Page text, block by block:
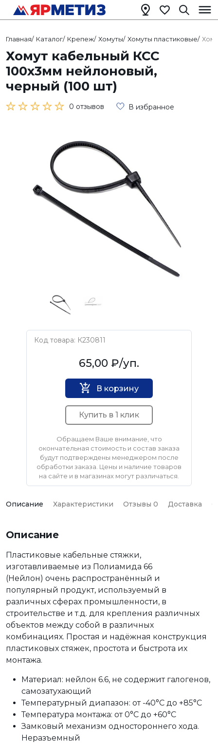
Главная/ Каталог/ Крепеж/ Хомуты/ Хомуты пластиковые/
Хомут кабельный КСС
100х3мм нейлоновый,
черный (100 шт)
0 отзывов В избранное
Код товара: К230811
Нет бренда65,00 ₽/уп.
В корзину
Купить в 1 клик
Обращаем Ваше внимание, что
окончательная стоимость и состав заказа
будут подтверждены менеджером после
обработки заказа. Цены и наличие товаров
на сайте и в магазинах могут различаться.
Описание Характеристики Отзывы 0 Доставка
Описание
Пластиковые кабельные стяжки,
изготавливаемые из Полиамида 66
(Нейлон) очень распространённый и
популярный продукт, используемый в
различных сферах промышленности, в
строительстве и т.д. для крепления различных
объектов между собой в различных
комбинациях. Простая и надёжная конструкция
пластиковых стяжек, простота и быстрота их
монтажа.
Материал: нейлон 6.6, не содержит галогенов,
самозатухающий
Температурный диапазон: от -40°C до +85°C
Температура монтажа: от 0°C до +60°C
Замковый механизм одностороннего хода.
Неразъемный